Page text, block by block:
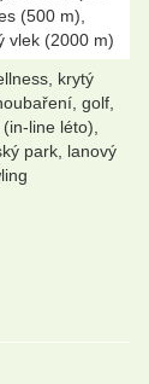
(500 m),
vlek (2000 m)
krytý
golf,
line léto),
park, lanový